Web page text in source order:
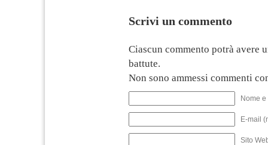
Scrivi un commento
Ciascun commento potrà avere
battute.
Non sono ammessi commenti
Nome
E-mail
Sito